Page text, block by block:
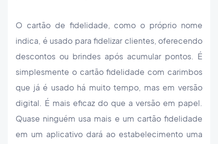
O cartão de fidelidade, como o próprio nome
indica, é usado para fidelizar clientes, oferecendo
descontos ou brindes após acumular pontos. É
simplesmente o cartão fidelidade com carimbos
que já é usado há muito tempo, mas em versão
digital. É mais eficaz do que a versão em papel.
Quase ninguém usa mais e um cartão fidelidade
em um aplicativo dará ao estabelecimento uma